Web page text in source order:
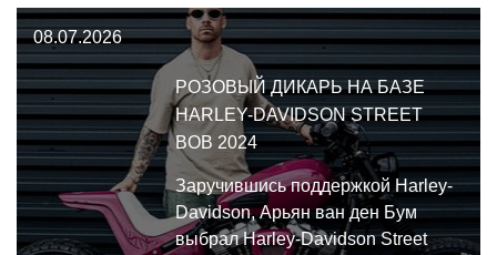
08.07.2026
РОЗОВЫЙ ДИКАРЬ НА БАЗЕ
HARLEY-DAVIDSON STREET
BOB 2024
Заручившись поддержкой Harley-
Davidson, Арьян ван ден Бум
выбрал Harley-Davidson Street